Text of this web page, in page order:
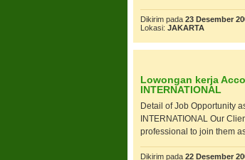
Dikirim pada 23 Desember
Lokasi: JAKARTA
Lowongan kerja
INTERNATIONAL
Detail of Job Opportunity
INTERNATIONAL Our
professional to join them
Dikirim pada 22 Desember